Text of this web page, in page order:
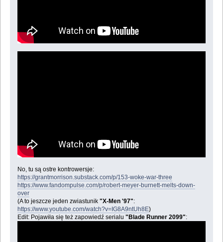
No, tu są ostre kontrowersje:
https://grantmorrison.substack.com/p/153-woke-war-three
https://www.fandompulse.com/p/robert-meyer-burnett-melts-down-
over
(A to jeszcze jeden zwiastunik "X-Men '97":
https://www.youtube.com/watch?v=IG8A9ntUh8E)
Edit: Pojawiła się też zapowiedź serialu "Blade Runner 2099":